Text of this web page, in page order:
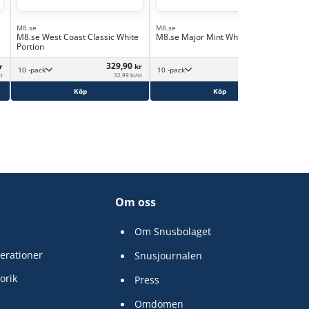
M8.se
M8.se West Coast Classic White
Portion
10 -pack 329,90 kr
32,99 kr/st
Köp
M8.se
M8.se Major Mint White Portion
10 -pack
Köp
Om oss
Om Snusbolaget
Snusjournalen
Press
Omdömen